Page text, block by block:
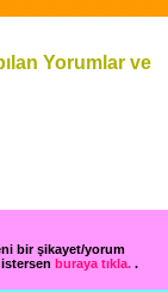
Yorumlar ve
bir şikayet/yorum
buraya tıkla. .